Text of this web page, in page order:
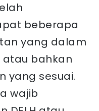
beberapa
yang dalam
bahkan
yang sesuai.
wajib